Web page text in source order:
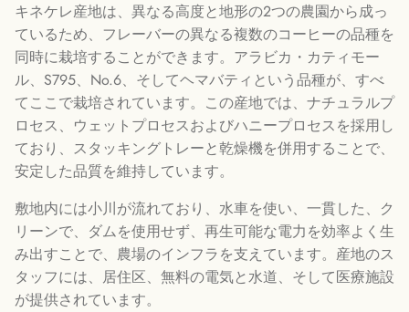
キネケレ産地は、異なる高度と地形の2つの農園から成っ
ているため、フレーバーの異なる複数のコーヒーの品種を
同時に栽培することができます。アラビカ・カティモー
ル、S795、No.6、そしてヘマバティという品種が、すべ
てここで栽培されています。この産地では、ナチュラルプ
ロセス、ウェットプロセスおよびハニープロセスを採用し
ており、スタッキングトレーと乾燥機を併用することで、
安定した品質を維持しています。
敷地内には小川が流れており、水車を使い、一貫した、ク
リーンで、ダムを使用せず、再生可能な電力を効率よく生
み出すことで、農場のインフラを支えています。産地のス
タッフには、居住区、無料の電気と水道、そして医療施設
が提供されています。